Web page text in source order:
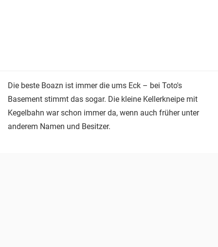
Die beste Boazn ist immer die ums Eck – bei Toto's
Basement stimmt das sogar. Die kleine Kellerkneipe mit
Kegelbahn war schon immer da, wenn auch früher unter
anderem Namen und Besitzer.